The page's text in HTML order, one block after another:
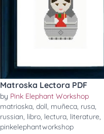
Matroska Lectora PDF
by Pink Elephant Workshop
matrioska,doll, muñeca, rusa,
russian, libro, lectura, literature,
pinkelephantworkshop